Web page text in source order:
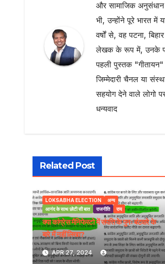
और सामाजिक
भी, उन्होंने पूरे भारत
वर्षों से, वह पटना,
लेखक के रूप में, उनके
पहली पुस्तक
जिम्मेदारी चैनल या
सहयोग देने वाले लोगो
धन्यवाद
Related Post
LOKSABHA ELECTION
अन्य
आनंद के साथ छोटी सी बात
राजनीति राय
क्या कांग्रेस मैनिफेस्टो में संपत्ति के पुनः बंटवारे के
बारे में नहीं लिखा?
APR 27, 2024